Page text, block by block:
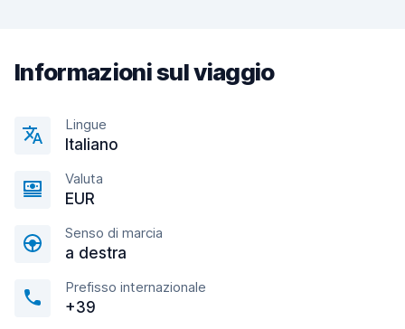
Informazioni sul viaggio
Lingue
Italiano
Valuta
EUR
Senso di marcia
a destra
Prefisso internazionale
+39